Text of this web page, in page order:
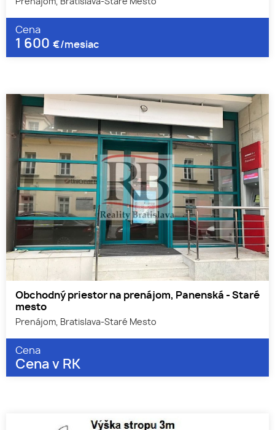
Cena
1 600 €/mesiac
Obchodný priestor na prenájom, Panenská - Staré
mesto
Prenájom, Bratislava-Staré Mesto
Cena
Cena v RK